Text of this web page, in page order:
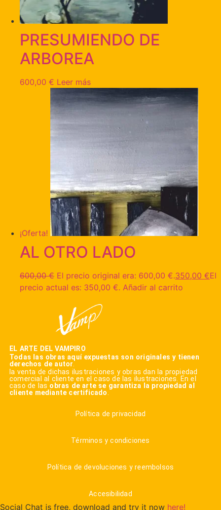
PRESUMIENDO DE
ARBOREA
600,00 € Leer más
¡Oferta!
AL OTRO LADO
600,00€ El precio original era: 600,00 €.350,00 €El
precio actual es: 350,00 €. Añadir al carrito
EL ARTE DEL VAMPIRO
Todas las obras aquí expuestas son originales y tienen
derechos de autor
la venta de dichas ilustraciones y obras dan la propiedad
comercial al cliente en el caso de las ilustraciones. En el
caso de las obras de arte se garantiza la propiedad al
cliente mediante certificado
Política de privacidad
Términos y condiciones
Política de devoluciones y reembolsos
Accesibilidad
Social Chat is free, download and try it now here!